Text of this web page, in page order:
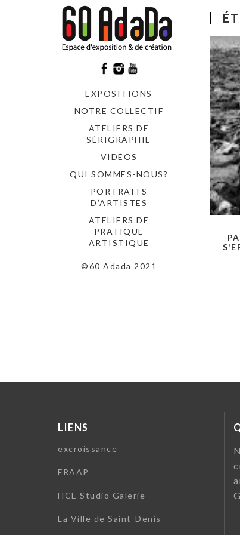
EXPOSITIONS
NOTRE COLLECTIF
ATELIERS DE
SÉRIGRAPHIE
VIDÉOS
QUI SOMMES-NOUS?
PORTRAITS
D’ARTISTES
ATELIERS DE
PRATIQUE
ARTISTIQUE
©60 Adada 2021
LIENS
excroissance
FRAAP
HCE Studio Galerie
La Ville de Saint-Denis